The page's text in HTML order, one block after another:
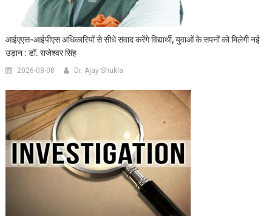
आईएएस-आईपीएस अधिकारियों से सीधे संवाद करेंगे विद्यार्थी, युवाओं के सपनों को मिलेगी नई
उड़ान : डॉ. राजेश्वर सिंह
2026-08-08 Dr. Ajay Shukla